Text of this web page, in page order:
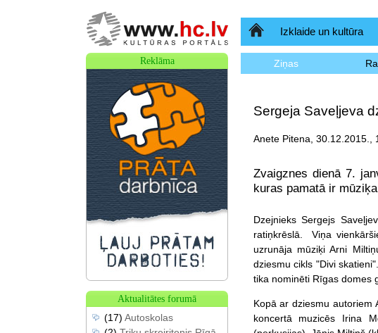
SākumlapaIzklaide un kultūra
Ziņas
Sergeja Saveļjeva
Anete Pitena, 30.12.2015.,
Zvaigznes dienā 7.
kuras pamatā ir
Dzejnieks Sergejs
ratiņkrēslā. Viņa
uzrunāja mūziķi Arni
dziesmu cikls "Divi
tika nominēti Rīgas domes
Kopā ar dziesmu autoriem
koncertā muzicēs Irina
Reklāma
Aktualitātes forumā
(17) Autoskolas